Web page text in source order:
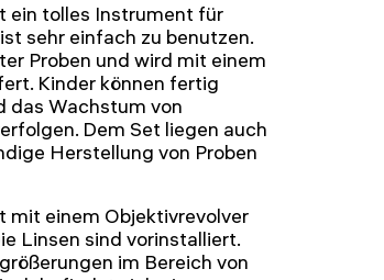
ein tolles Instrument für
sehr einfach zu benutzen.
Proben und wird mit einem
Kinder können fertig
das Wachstum von
Dem Set liegen auch
Herstellung von Proben
mit einem Objektivrevolver
Linsen sind vorinstalliert.
im Bereich von